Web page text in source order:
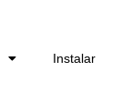
Instalar